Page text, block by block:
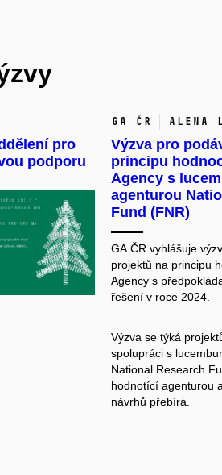
pro
podporu
GA ČR Alena
Výzva pro
principu
Agency s
agenturou
Fund (FNR)
GA ČR vyhlášuje
projektů na principu
Agency s
řešení v roce 2024.
Výzva se týká
spolupráci s
National Research
hodnotící agenturou
návrhů přebírá.